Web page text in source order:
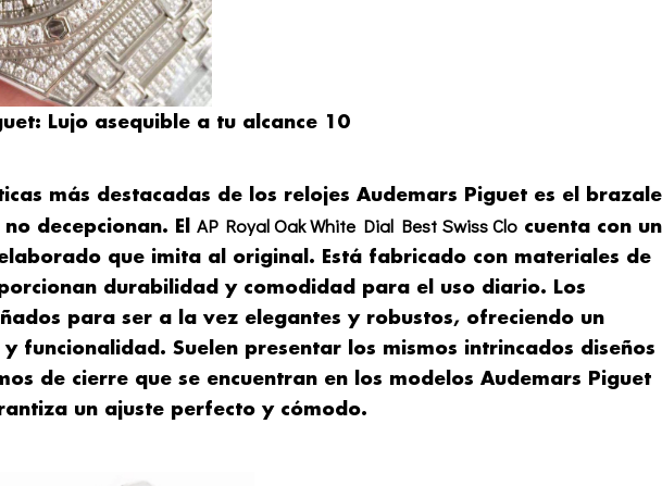
Lujo asequible a tu alcance 10
más destacadas de los relojes Audemars Piguet es el
decepcionan. El AP Royal Oak White Dial Best Swiss Clo cuenta con un
que imita al original. Está fabricado con materiales de
durabilidad y comodidad para el uso diario. Los
para ser a la vez elegantes y robustos, ofreciendo un
funcionalidad. Suelen presentar los mismos intrincados diseños
de cierre que se encuentran en los modelos Audemars Piguet
un ajuste perfecto y cómodo.